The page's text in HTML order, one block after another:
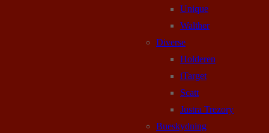
Unique
Walther
Diverse
Holderen
iTarget
Scatt
Justra Trezory
Bueskydning